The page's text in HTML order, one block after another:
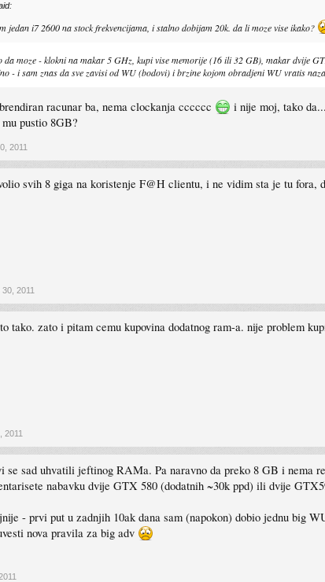
jedan i7 2600 na stock frekvencijama, i stalno dobijam 20k. da li moze vise ikako?
da moze - klokni na makar 5 GHz, kupi vise memorije (16 ili 32 GB), makar dvije
- i sam znas da sve zavisi od WU (bodovi) i brzine kojom obradjeni WU vratis
racunar ba, nema clockanja cccccc
i nije moj, tako
pustio 8GB?
2011
svih 8 giga na koristenje F@H clientu, i ne vidim sta je tu fora,
30, 2011
tako. zato i pitam cemu kupovina dodatnog ram-a. nije problem
2011
se sad uhvatili jeftinog RAMa. Pa naravno da preko 8 GB i nema
nabavku dvije GTX 580 (dodatnih ~30k ppd) ili dvije
- prvi put u zadnjih 10ak dana sam (napokon) dobio jednu big
nova pravila za big adv